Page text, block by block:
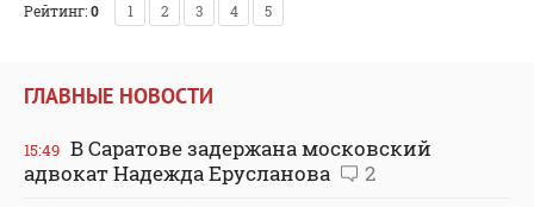
Рейтинг:0 1 2 3 4 5
ГЛАВНЫЕ НОВОСТИ
15:49 В Саратове задержана московский
адвокат Надежда Ерусланова
2